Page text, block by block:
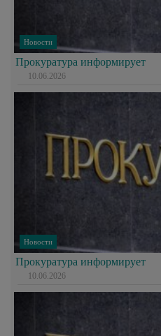
Новости
Прокуратура информирует
10.06.2026
Новости
Прокуратура информирует
10.06.2026